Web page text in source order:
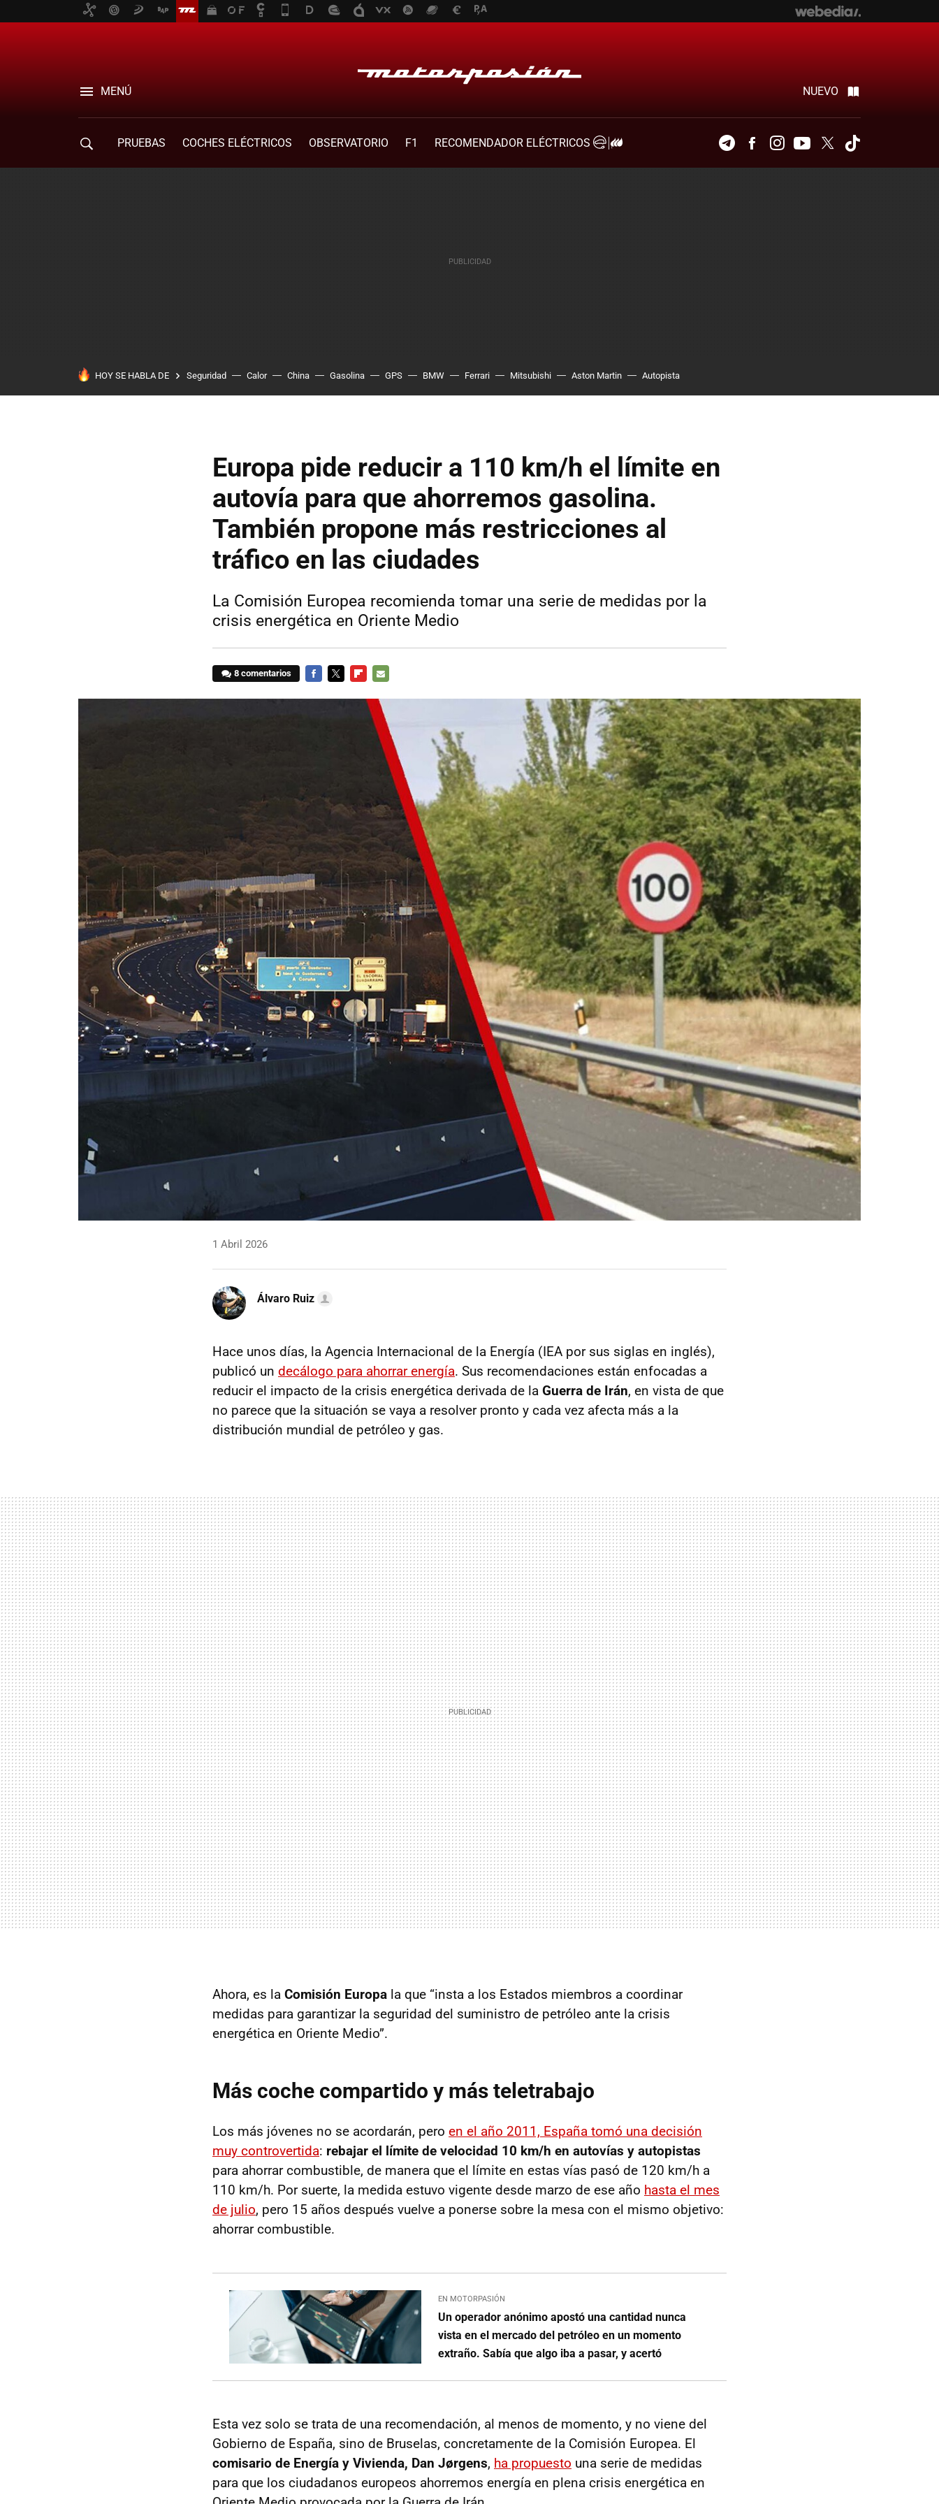
MENÚ NUEVO
PRUEBAS COCHES ELÉCTRICOS OBSERVATORIO F1
RECOMENDADOR ELÉCTRICOS
TelegramFacebookInstagramYoutubeTwitter
HOY SE HABLA DE Seguridad Calor China Gasolina GPS BMW Ferrari Mitsubishi Aston Martin Autopista
Europa pide reducir a 110 km/h el límite en
autovía para que ahorremos gasolina.
También propone más restricciones al
tráfico en las ciudades
La Comisión Europea recomienda tomar una serie de medidas por la
crisis energética en Oriente Medio
8 comentarios
MAIL
1 Abril 2026
Álvaro Ruiz
Hace unos días, la Agencia Internacional de la Energía (IEA por sus siglas en inglés),
publicó un decálogo para ahorrar energía. Sus recomendaciones están enfocadas a
reducir el impacto de la crisis energética derivada de la Guerra de Irán, en vista de que
no parece que la situación se vaya a resolver pronto y cada vez afecta más a la
distribución mundial de petróleo y gas.
Ahora, es la Comisión Europa la que “insta a los Estados miembros a coordinar
medidas para garantizar la seguridad del suministro de petróleo ante la crisis
energética en Oriente Medio”.
Más coche compartido y más teletrabajo
Los más jóvenes no se acordarán, pero en el año 2011, España tomó una decisión
muy controvertida: rebajar el límite de velocidad 10 km/h en autovías y autopistas
para ahorrar combustible, de manera que el límite en estas vías pasó de 120 km/h a
110 km/h. Por suerte, la medida estuvo vigente desde marzo de ese año hasta el mes
de julio, pero 15 años después vuelve a ponerse sobre la mesa con el mismo objetivo:
ahorrar combustible.
EN MOTORPASIÓN
Un operador anónimo apostó una cantidad nunca
vista en el mercado del petróleo en un momento
extraño. Sabía que algo iba a pasar, y acertó
Esta vez solo se trata de una recomendación, al menos de momento, y no viene del
Gobierno de España, sino de Bruselas, concretamente de la Comisión Europea. El
comisario de Energía y Vivienda, Dan Jørgens, ha propuesto una serie de medidas
para que los ciudadanos europeos ahorremos energía en plena crisis energética en